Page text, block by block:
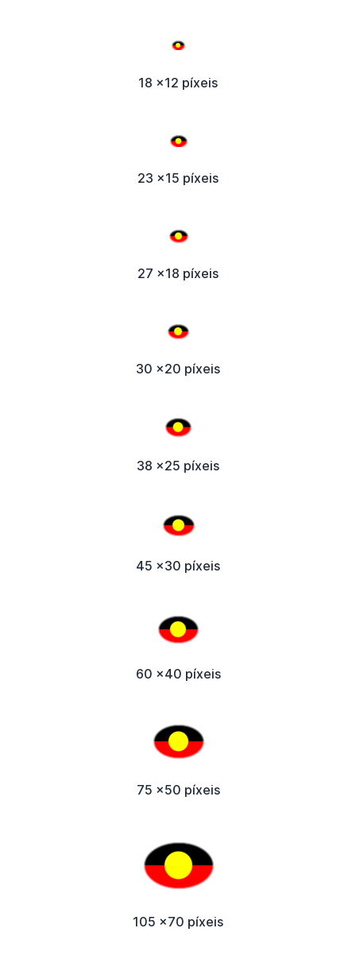
18 x12 píxeis
23 x15 píxeis
27 x18 píxeis
30 x20 píxeis
38 x25 píxeis
45 x30 píxeis
60 x40 píxeis
75 x50 píxeis
105 x70 píxeis